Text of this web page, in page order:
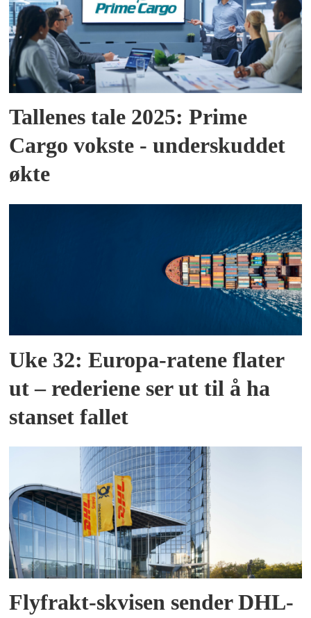
Tallenes tale 2025: Prime
Cargo vokste - underskuddet
økte
Uke 32: Europa-ratene flater
ut – rederiene ser ut til å ha
stanset fallet
Flyfrakt-skvisen sender DHL-